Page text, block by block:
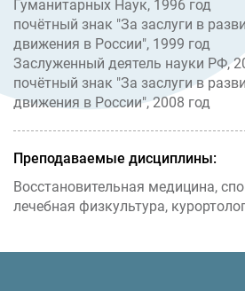
Гуманитарных Наук, 1996 год
почётный знак "За заслуги в
движения в России", 1999 год
Заслуженный деятель науки РФ,
почётный знак "За заслуги в
движения в России", 2008 год
Преподаваемые дисциплины:
Восстановительная медицина,
лечебная физкультура,